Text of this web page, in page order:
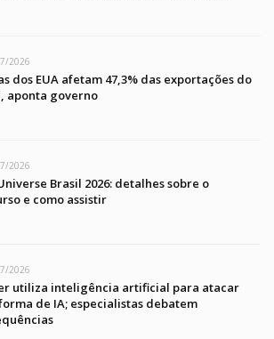
2026
dos EUA afetam 47,3% das exportações do
aponta governo
2026
Brasil 2026: detalhes sobre o
e como assistir
2026
utiliza inteligência artificial para atacar
de IA; especialistas debatem